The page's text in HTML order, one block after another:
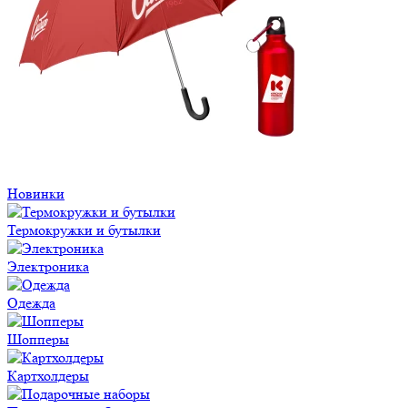
Новинки
Термокружки и бутылки
Электроника
Одежда
Шопперы
Картхолдеры